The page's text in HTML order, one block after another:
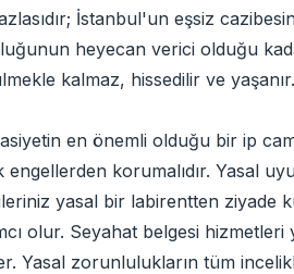
İstanbul'un eşsiz
heyecan verici olduğu
kalmaz, hissedilir ve yaşanır.
en önemli olduğu bir ip
korumalıdır. Yasal
yasal bir labirentten ziyade
olur. Seyahat belgesi hizmetleri
Yasal zorunlulukların tüm